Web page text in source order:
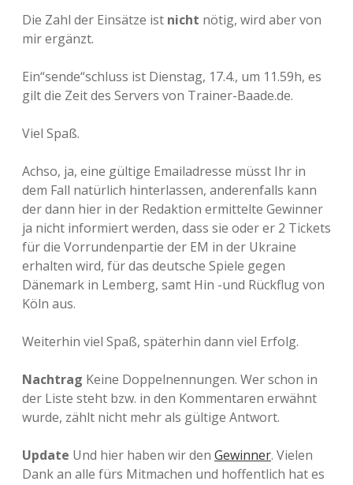
Die Zahl der Einsätze ist nicht nötig, wird aber von
mir ergänzt.
Ein“sende“schluss ist Dienstag, 17.4., um 11.59h, es
gilt die Zeit des Servers von Trainer-Baade.de.
Viel Spaß.
Achso, ja, eine gültige Emailadresse müsst Ihr in
dem Fall natürlich hinterlassen, anderenfalls kann
der dann hier in der Redaktion ermittelte Gewinner
ja nicht informiert werden, dass sie oder er 2 Tickets
für die Vorrundenpartie der EM in der Ukraine
erhalten wird, für das deutsche Spiele gegen
Dänemark in Lemberg, samt Hin -und Rückflug von
Köln aus.
Weiterhin viel Spaß, späterhin dann viel Erfolg.
Nachtrag Keine Doppelnennungen. Wer schon in
der Liste steht bzw. in den Kommentaren erwähnt
wurde, zählt nicht mehr als gültige Antwort.
Update Und hier haben wir den Gewinner. Vielen
Dank an alle fürs Mitmachen und hoffentlich hat es